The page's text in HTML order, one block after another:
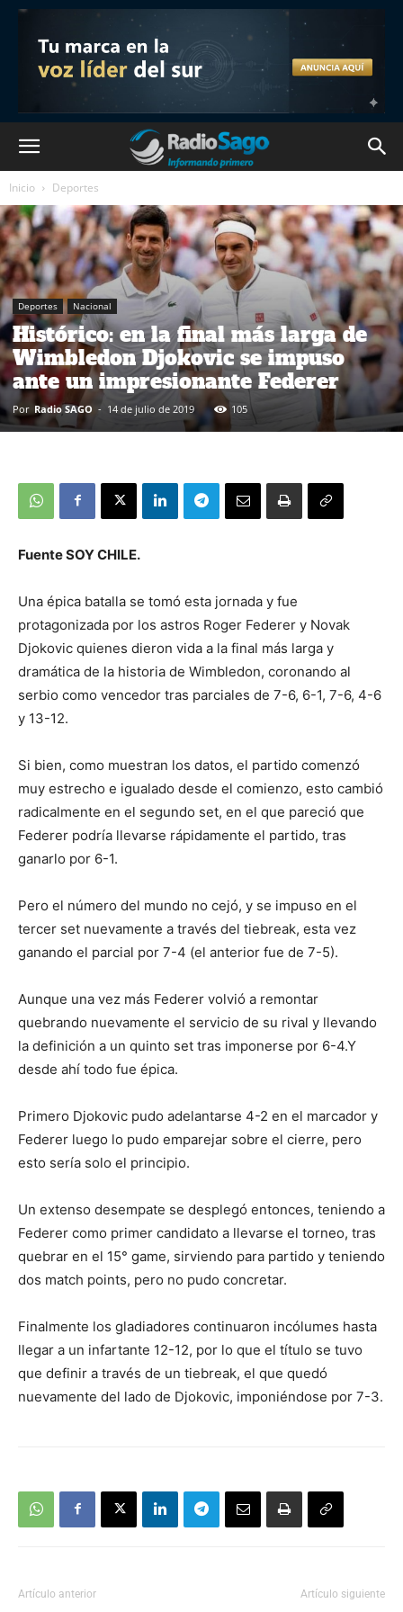
Inicio Deportes
Deportes Nacional
Histórico: en la final más larga de
Wimbledon Djokovic se impuso
ante un impresionante Federer
Por Radio SAGO - 14 de julio de 2019 105
Fuente SOY CHILE.
Una épica batalla se tomó esta jornada y fue
protagonizada por los astros Roger Federer y Novak
Djokovic quienes dieron vida a la final más larga y
dramática de la historia de Wimbledon, coronando al
serbio como vencedor tras parciales de 7-6, 6-1, 7-6, 4-6
y 13-12.
Si bien, como muestran los datos, el partido comenzó
muy estrecho e igualado desde el comienzo, esto cambió
radicalmente en el segundo set, en el que pareció que
Federer podría llevarse rápidamente el partido, tras
ganarlo por 6-1.
Pero el número del mundo no cejó, y se impuso en el
tercer set nuevamente a través del tiebreak, esta vez
ganando el parcial por 7-4 (el anterior fue de 7-5).
Aunque una vez más Federer volvió a remontar
quebrando nuevamente el servicio de su rival y llevando
la definición a un quinto set tras imponerse por 6-4.Y
desde ahí todo fue épica.
Primero Djokovic pudo adelantarse 4-2 en el marcador y
Federer luego lo pudo emparejar sobre el cierre, pero
esto sería solo el principio.
Un extenso desempate se desplegó entonces, teniendo a
Federer como primer candidato a llevarse el torneo, tras
quebrar en el 15° game, sirviendo para partido y teniendo
dos match points, pero no pudo concretar.
Finalmente los gladiadores continuaron incólumes hasta
llegar a un infartante 12-12, por lo que el título se tuvo
que definir a través de un tiebreak, el que quedó
nuevamente del lado de Djokovic, imponiéndose por 7-3.
Artículo anterior Artículo siguiente